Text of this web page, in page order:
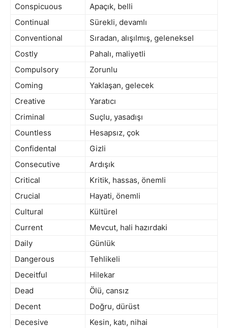
Conspicuous
Apaçık, belli
Continual
Sürekli, devamlı
Conventional
Sıradan, alışılmış, geleneksel
Costly
Pahalı, maliyetli
Compulsory
Zorunlu
Coming
Yaklaşan, gelecek
Creative
Yaratıcı
Criminal
Suçlu, yasadışı
Countless
Hesapsız, çok
Confidental
Gizli
Consecutive
Ardışık
Critical
Kritik, hassas, önemli
Crucial
Hayati, önemli
Cultural
Kültürel
Current
Mevcut, hali hazırdaki
Daily
Günlük
Dangerous
Tehlikeli
Deceitful
Hilekar
Dead
Ölü, cansız
Decent
Doğru, dürüst
Decesive
Kesin, katı, nihai